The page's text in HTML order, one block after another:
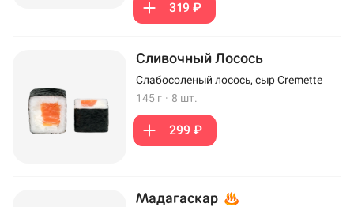
319 ₽
Сливочный Лосось
Слабосоленый лосось, сыр Cremette
145 г · 8 шт.
299 ₽
Мадагаскар